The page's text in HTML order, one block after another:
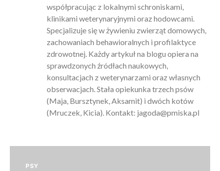
współpracując z lokalnymi schroniskami,
klinikami weterynaryjnymi oraz hodowcami.
Specjalizuje się w żywieniu zwierząt domowych,
zachowaniach behawioralnych i profilaktyce
zdrowotnej. Każdy artykuł na blogu opiera na
sprawdzonych źródłach naukowych,
konsultacjach z weterynarzami oraz własnych
obserwacjach. Stała opiekunka trzech psów
(Maja, Bursztynek, Aksamit) i dwóch kotów
(Mruczek, Kicia). Kontakt: jagoda@pmiska.pl
PSY